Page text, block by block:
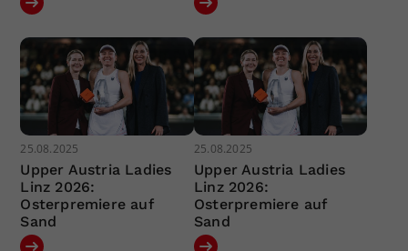
25.08.2025
Upper Austria Ladies
Linz 2026:
Osterpremiere auf
Sand
25.08.2025
Upper Austria Ladies
Linz 2026:
Osterpremiere auf
Sand